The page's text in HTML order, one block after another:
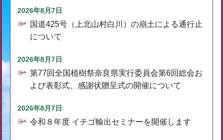
2026年8月7日
国道425号（上北山村白川）の崩土による通行止
について
2026年8月7日
第77回全国植樹祭奈良県実行委員会第6回総会お
よび表彰式、感謝状贈呈式の開催について
2026年8月7日
令和８年度 イチゴ輸出セミナーを開催します